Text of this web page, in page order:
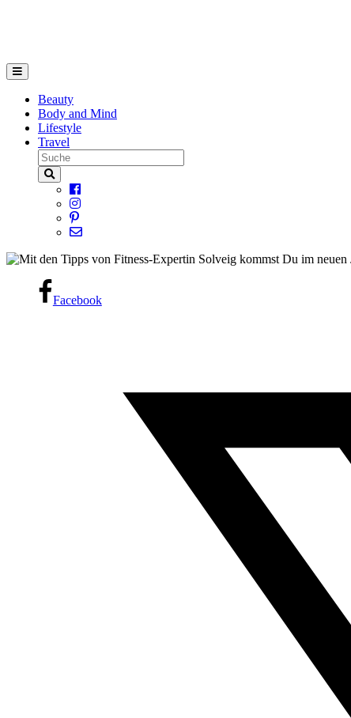
Beauty
Body and Mind
Lifestyle
Travel
Facebook